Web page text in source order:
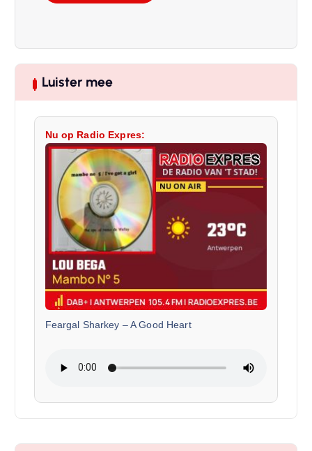
Luister mee
Nu op Radio Expres:
Feargal Sharkey –A Good Heart